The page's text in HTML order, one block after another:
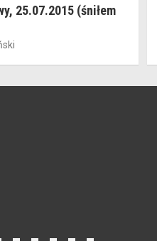
25.07.2015 (śniłem